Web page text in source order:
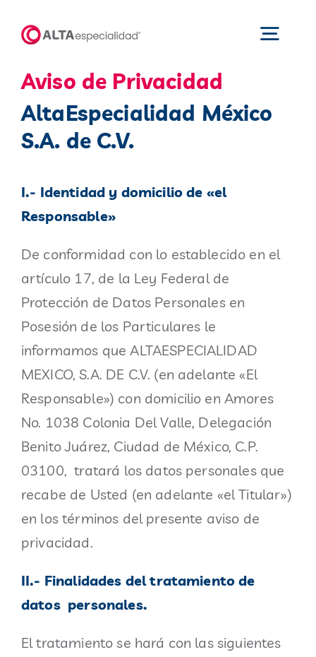
Productos
Nosotros
Catálogos
Áreas de negocio
Blog
Contacto
Aviso de Privacidad
AltaEspecialidad México
S.A. de C.V.
I.- Identidad y domicilio de «el
Responsable»
De conformidad con lo establecido en el
artículo 17, de la Ley Federal de
Protección de Datos Personales en
Posesión de los Particulares le
informamos que ALTAESPECIALIDAD
MEXICO, S.A. DE C.V. (en adelante «El
Responsable») con domicilio en Amores
No. 1038 Colonia Del Valle, Delegación
Benito Juárez, Ciudad de México, C.P.
03100, tratará los datos personales que
recabe de Usted (en adelante «el Titular»)
en los términos del presente aviso de
privacidad.
II.- Finalidades del tratamiento de
datos personales.
El tratamiento se hará con las siguientes